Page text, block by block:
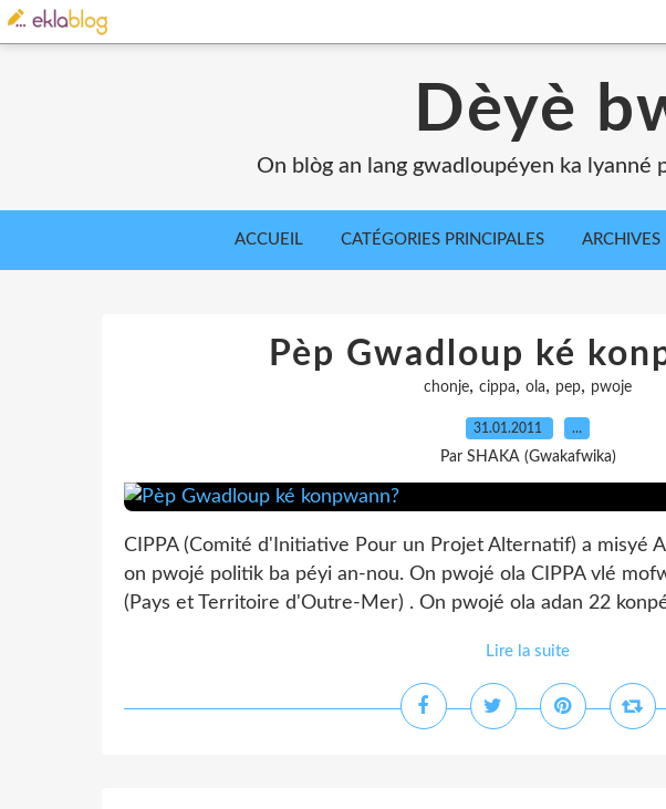
Dèyè
On blòg an lang gwadloupéyen ka
ACCUEIL CATÉGORIES PRINCIPALES ARCHIVES
Pèp Gwadloup ké
chonje, cippa, ola, pep, pwoje
31.01.2011 …
Par SHAKA (Gwakafwika)
CIPPA (Comité d'Initiative Pour un Projet Alternatif) a misyé
on pwojé politik ba péyi an-nou. On pwojé ola CIPPA vlé
(Pays et Territoire d'Outre-Mer) . On pwojé ola adan 22
Lire la suite